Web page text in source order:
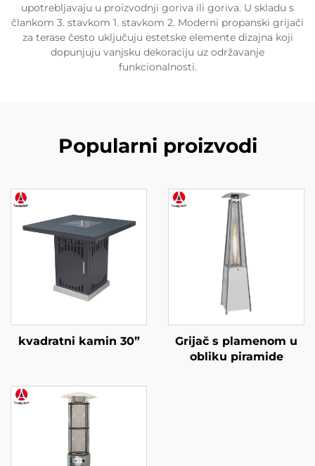
upotrebljavaju u proizvodnji goriva ili goriva. U skladu s
člankom 3. stavkom 1. stavkom 2. Moderni propanski grijači
za terase često uključuju estetske elemente dizajna koji
dopunjuju vanjsku dekoraciju uz održavanje
funkcionalnosti.
Popularni proizvodi
kvadratni kamin 30”
Grijač s plamenom u
obliku piramide